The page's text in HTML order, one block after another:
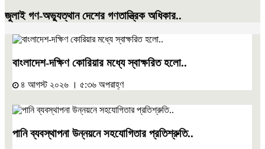
জুলাই গণ-অভ্যুত্থান দেশের গণতান্ত্রিক অধিকার..
বাংলাদেশ-দক্ষিণ কোরিয়ার মধ্যে স্বাক্ষরিত হলো..
৪ আগস্ট ২০২৬ । ৫:৩৬ অপরাহ্ণ
পানি ব্যবস্থাপনা উন্নয়নে সহযোগিতার প্রতিশ্রুতি..